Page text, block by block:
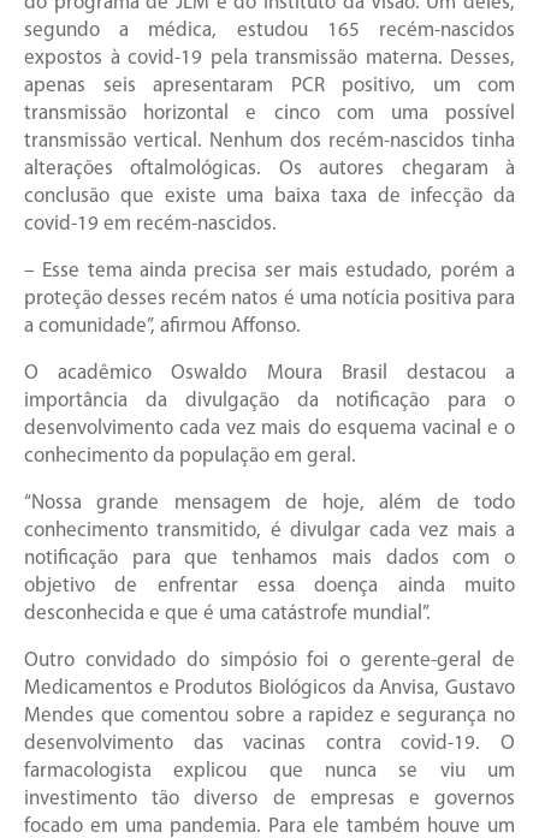
segundo a médica, estudou 165 recém-nascidos
expostos à covid-19 pela transmissão materna. Desses,
apenas seis apresentaram PCR positivo, um com
transmissão horizontal e cinco com uma possível
transmissão vertical. Nenhum dos recém-nascidos tinha
alterações oftalmológicas. Os autores chegaram à
conclusão que existe uma baixa taxa de infecção da
covid-19 em recém-nascidos.
– Esse tema ainda precisa ser mais estudado, porém a
proteção desses recém natos é uma notícia positiva para
a comunidade”, afirmou Affonso.
O acadêmico Oswaldo Moura Brasil destacou a
importância da divulgação da notificação para o
desenvolvimento cada vez mais do esquema vacinal e o
conhecimento da população em geral.
“Nossa grande mensagem de hoje, além de todo
conhecimento transmitido, é divulgar cada vez mais a
notificação para que tenhamos mais dados com o
objetivo de enfrentar essa doença ainda muito
desconhecida e que é uma catástrofe mundial”.
Outro convidado do simpósio foi o gerente-geral de
Medicamentos e Produtos Biológicos da Anvisa, Gustavo
Mendes que comentou sobre a rapidez e segurança no
desenvolvimento das vacinas contra covid-19. O
farmacologista explicou que nunca se viu um
investimento tão diverso de empresas e governos
focado em uma pandemia. Para ele também houve um